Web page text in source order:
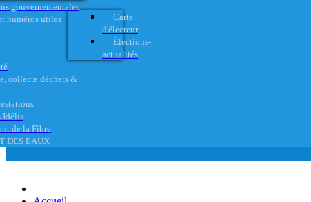
gouvernementales
numéros utiles
Carte
d'électeur
Élections-
actualités
collecte déchets &
Idélis
de la Fibre
DES EAUX